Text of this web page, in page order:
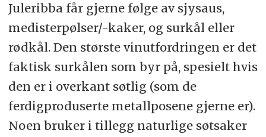
Juleribba får gjerne følge av sjysaus,
medisterpølser/-kaker, og surkål eller
rødkål. Den største vinutfordringen er det
faktisk surkålen som byr på, spesielt hvis
den er i overkant søtlig (som de
ferdigproduserte metallposene gjerne er).
Noen bruker i tillegg naturlige søtsaker